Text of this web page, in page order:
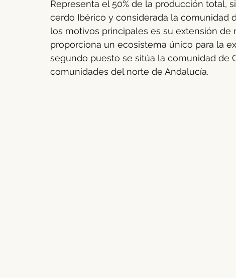
Representa el 50% de la producción total,
cerdo Ibérico y considerada la comunidad
los motivos principales es su extensión de
proporciona un ecosistema único para la
segundo puesto se sitúa la comunidad de
comunidades del norte de Andalucía.